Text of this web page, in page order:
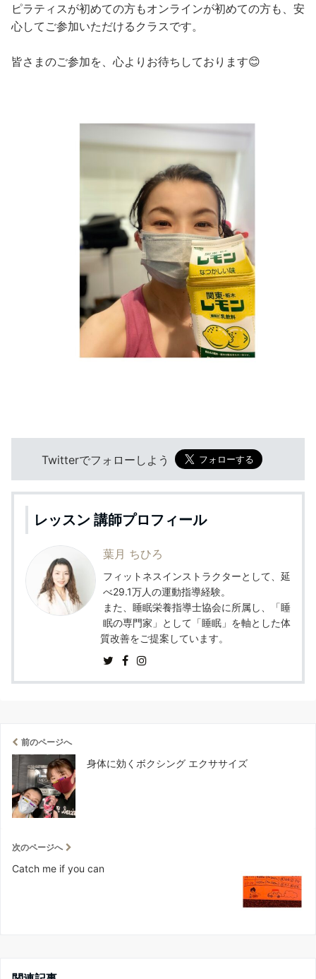
ピラティスが初めての方もオンラインが初めての方も、安
心してご参加いただけるクラスです。
皆さまのご参加を、心よりお待ちしております😊
Twitterでフォローしよう
レッスン 講師プロフィール
葉月 ちひろ
フィットネスインストラクターとして、延
べ29.1万人の運動指導経験。
また、睡眠栄養指導士協会に所属し、「睡
眠の専門家」として「睡眠」を軸とした体
質改善をご提案しています。
前のページへ
身体に効くボクシング エクササイズ
次のページへ
Catch me if you can